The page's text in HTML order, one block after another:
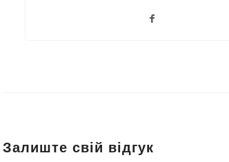
Залиште свій відгук